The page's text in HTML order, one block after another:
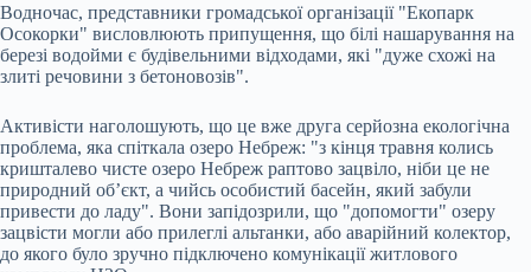
Водночас, представники громадської організації "Екопарк
Осокорки" висловлюють припущення, що білі нашарування на
березі водойми є будівельними відходами, які "дуже схожі на
злиті речовини з бетоновозів".
Активісти наголошують, що це вже друга серйозна екологічна
проблема, яка спіткала озеро Небреж: "з кінця травня колись
кришталево чисте озеро Небреж раптово зацвіло, ніби це не
природний об’єкт, а чийсь особистий басейн, який забули
привести до ладу". Вони запідозрили, що "допомогти" озеру
зацвісти могли або прилеглі альтанки, або аварійний колектор,
до якого було зручно підключено комунікації житлового